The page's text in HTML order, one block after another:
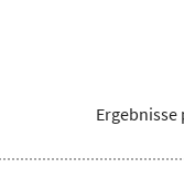
Ergebnisse